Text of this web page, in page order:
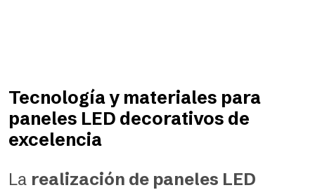
Tecnología y materiales para
paneles LED decorativos de
excelencia
La realización de paneles LED